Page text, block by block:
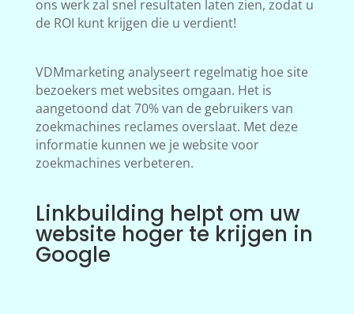
ons werk zal snel resultaten laten zien, zodat u
de ROI kunt krijgen die u verdient!
VDMmarketing analyseert regelmatig hoe site
bezoekers met websites omgaan. Het is
aangetoond dat 70% van de gebruikers van
zoekmachines reclames overslaat. Met deze
informatie kunnen we je website voor
zoekmachines verbeteren.
Linkbuilding helpt om uw
website hoger te krijgen in
Google